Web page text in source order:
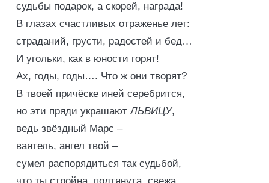
судьбы подарок, а скорей, награда!
В глазах счастливых отраженье лет:
страданий, грусти, радостей и бед…
И угольки, как в юности горят!
Ах, годы, годы…. Что ж они творят?
В твоей причёске иней серебрится,
но эти пряди украшаютЛЬВИЦУ,
ведь звёздный Марс –
ваятель, ангел твой –
сумел распорядиться так судьбой,